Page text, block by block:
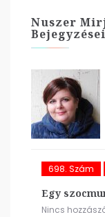
Nuszer
Bejegyzései
698. Szám
Egy
Nincs